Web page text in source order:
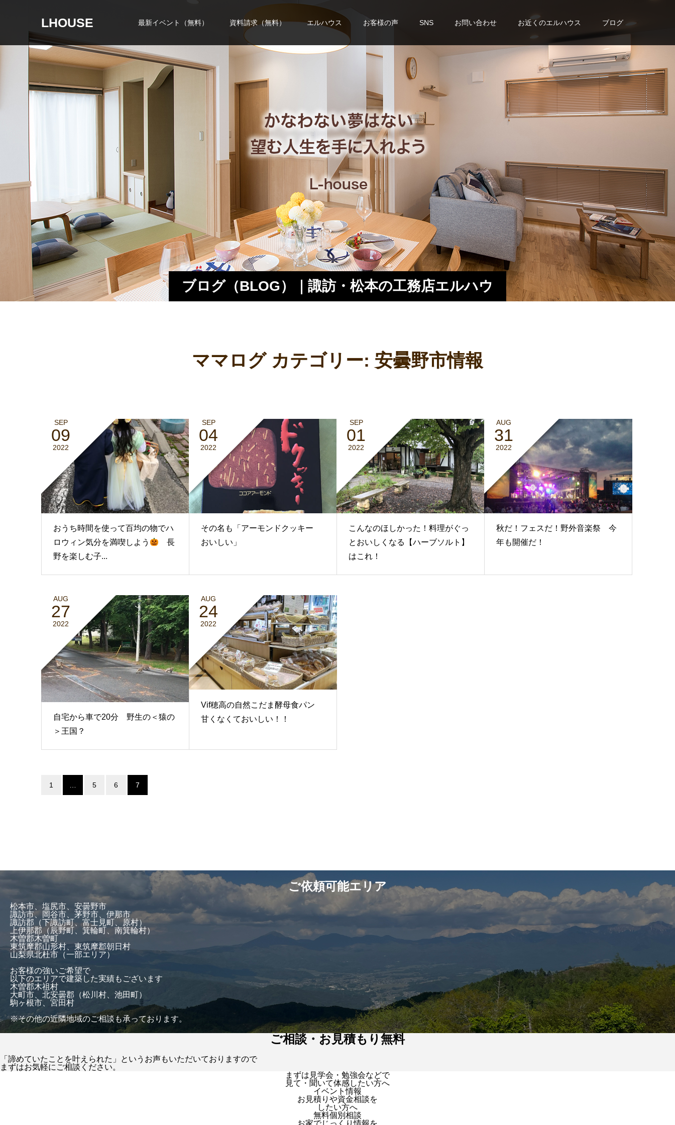
LHOUSE 最新イベント（無料） 資料請求（無料） エルハウス お客様の声 SNS お問い合わせ お近くのエルハウス ブログ
ブログ（BLOG）｜諏訪・松本の工務店エルハウ
ママログ カテゴリー: 安曇野市情報
SEP
09
2022
おうち時間を使って百均の物でハ
ロウィン気分を満喫しよう
長
野を楽しむ子...
SEP
04
2022
その名も「アーモンドクッキー
おいしい」
SEP
01
2022
こんなのほしかった！料理がぐっ
とおいしくなる【ハーブソルト】
はこれ！
AUG
31
2022
秋だ！フェスだ！野外音楽祭 今
年も開催だ！
AUG
27
2022
自宅から車で20分 野生の＜猿の
＞王国？
AUG
24
2022
Vif穂高の自然こだま酵母食パン
甘くなくておいしい！！
1 … 5 6 7
ご依頼可能エリア
松本市、塩尻市、安曇野市
諏訪市、岡谷市、茅野市、伊那市
諏訪郡（下諏訪町、富士見町、原村）
上伊那郡（辰野町、箕輪町、南箕輪村）
木曽郡木曽町
東筑摩郡山形村、東筑摩郡朝日村
山梨県北杜市（一部エリア）
お客様の強いご希望で
以下のエリアで建築した実績もございます
木曽郡木祖村
大町市、北安曇郡（松川村、池田町）
駒ヶ根市、宮田村
※その他の近隣地域のご相談も承っております。
ご相談・お見積もり無料
「諦めていたことを叶えられた」というお声もいただいておりますので
まずはお気軽にご相談ください。
まずは見学会・勉強会などで
見て・聞いて体感したい方へ
イベント情報
お見積りや資金相談を
したい方へ
無料個別相談